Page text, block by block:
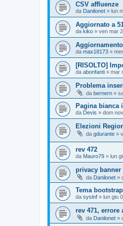
CSV affluenze
da Danilonet » lun
Aggiornato a
da kiko » ven mar
da max18173 »
[RISOLTO]
da abonfanti » mar
Problema
da bernern »
Pagina bianca
da Devis » dom
Elezioni
da gdurante »
rev 472
da Mauro79 » lun
privacy banner
da Danilonet »
Tema
da sysinf » lun giu
rev 471, errore
da Danilonet »